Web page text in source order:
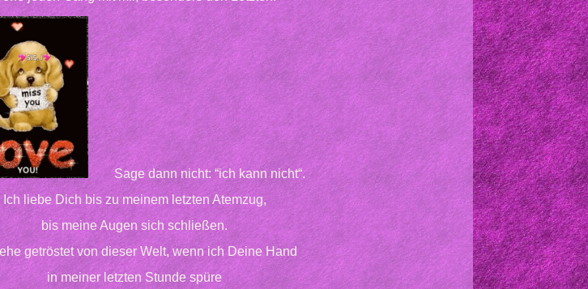
Sage dann nicht: “ich kann nicht“.
Ich liebe Dich bis zu meinem letzten Atemzug,
bis meine Augen sich schließen.
getröstet von dieser Welt, wenn ich Deine Hand
in meiner letzten Stunde spüre